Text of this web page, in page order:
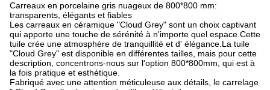
Carreaux en porcelaine gris nuageux de 800*800 mm:
transparents, élégants et fiables
Les carreaux en céramique "Cloud Grey" sont un choix captivant
qui apporte une touche de sérénité à n'importe quel espace.Cette
tuile crée une atmosphère de tranquillité et d' élégance.La tuile
"Cloud Grey" est disponible en différentes tailles, mais pour cette
description, concentrons-nous sur l'option 800*800mm, qui est à
la fois pratique et esthétique.
Fabriqué avec une attention méticuleuse aux détails, le carrelage